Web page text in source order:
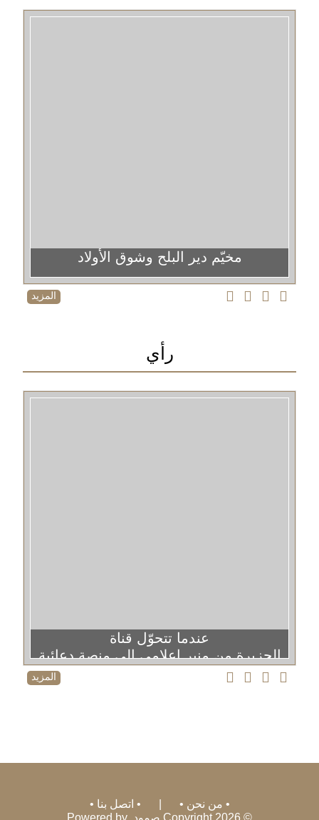
مخيّم دير البلح وشوق الأولاد
المزيد
رأي
عندما تتحوّل قناة
الجزيرة من منبر إعلامي إلى منصة دعائية
المزيد
من نحن
اتصل بنا
© 2026 Copyright صمود. Powered by